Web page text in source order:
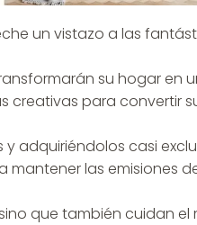
un vistazo a las
su hogar en
creativas para convertir
adquiriéndolos casi
mantener las emisiones
que también cuidan el